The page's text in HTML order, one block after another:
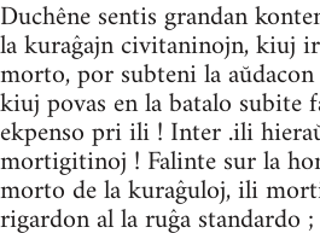
Duchêne sentis grandan
la kuraĝajn civitaninojn, kiuj
morto, por subteni la
kiuj povas en la batalo subite
ekpenso pri ili ! Inter .ili
mortigitinoj ! Falinte sur la
morto de la kuraĝuloj, ili
rigardon al la ruĝa standardo